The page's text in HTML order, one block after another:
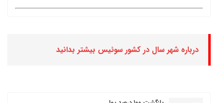
درباره شهر سال در کشور سوئیس بیشتر بدانید